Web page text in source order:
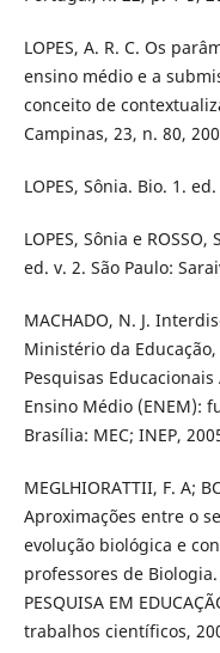
LOPES, A. R. C. Os
ensino médio e a
conceito de
Campinas, 23, n. 80,
LOPES, Sônia. Bio. 1.
LOPES, Sônia e
ed. v. 2. São Paulo:
MACHADO, N. J.
Ministério da
Pesquisas
Ensino Médio (ENEM):
Brasília: MEC; INEP,
MEGLHIORATTII, F. A;
Aproximações entre o
evolução biológica e
professores de Biologia.
PESQUISA EM
trabalhos científicos,